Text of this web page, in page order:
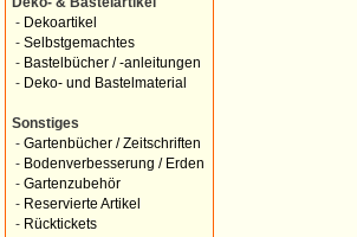
- Dekoartikel
- Selbstgemachtes
- Bastelbücher / -anleitungen
- Deko- und Bastelmaterial
Sonstiges
- Gartenbücher / Zeitschriften
- Bodenverbesserung / Erden
- Gartenzubehör
- Reservierte Artikel
- Rücktickets